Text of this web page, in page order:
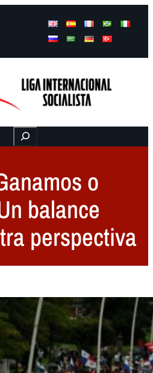
Buscar
o
balance
perspectiva